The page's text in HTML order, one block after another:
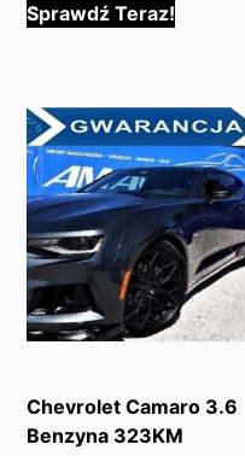
Sprawdź Teraz!
Chevrolet Camaro 3.6
Benzyna 323KM